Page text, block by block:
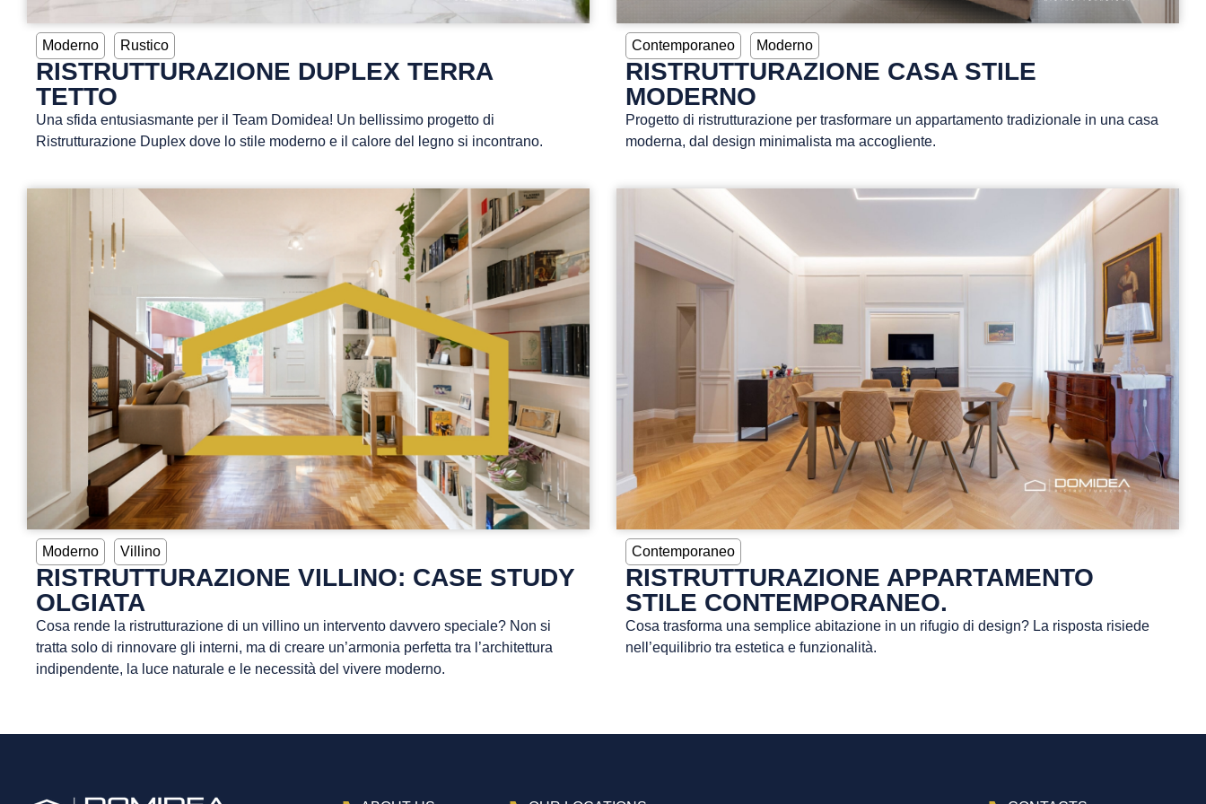
Moderno Rustico
RISTRUTTURAZIONE DUPLEX TERRA
TETTO
Una sfida entusiasmante per il Team Domidea! Un bellissimo progetto di
Ristrutturazione Duplex dove lo stile moderno e il calore del legno si incontrano.
Contemporaneo Moderno
RISTRUTTURAZIONE CASA STILE
MODERNO
Progetto di ristrutturazione per trasformare un appartamento tradizionale in una casa
moderna, dal design minimalista ma accogliente.
Moderno Villino
RISTRUTTURAZIONE VILLINO: CASE STUDY
OLGIATA
Cosa rende la ristrutturazione di un villino un intervento davvero speciale? Non si
tratta solo di rinnovare gli interni, ma di creare un’armonia perfetta tra l’architettura
indipendente, la luce naturale e le necessità del vivere moderno.
Contemporaneo
RISTRUTTURAZIONE APPARTAMENTO
STILE CONTEMPORANEO.
Cosa trasforma una semplice abitazione in un rifugio di design? La risposta risiede
nell’equilibrio tra estetica e funzionalità.